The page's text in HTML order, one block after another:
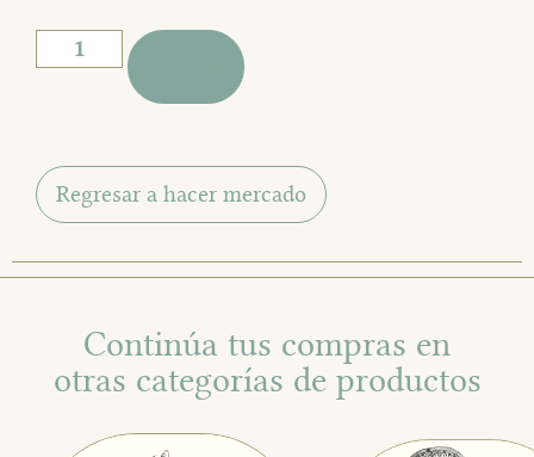
Continúa tus compras en
otras categorías de productos